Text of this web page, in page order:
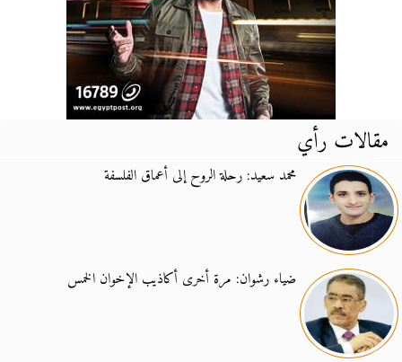
مقالات رأي
محمد سعيد: رحلة الروح إلى أعماق الفلسفة
ضياء رشوان: مرة أخرى أكاذيب الإخوان الخمس